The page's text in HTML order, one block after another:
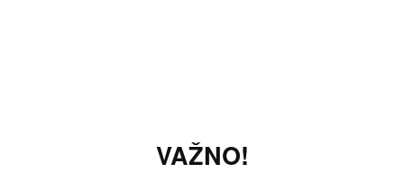
VAŽNO!